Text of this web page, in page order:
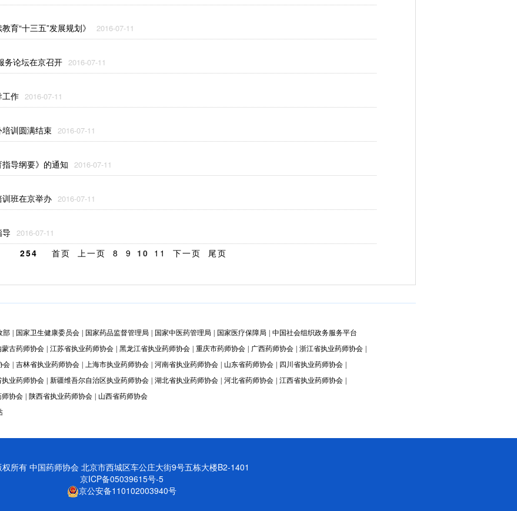
育“十三五”发展规划》 2016-07-11
务论坛在京召开 2016-07-11
工作 2016-07-11
训圆满结束 2016-07-11
导纲要》的通知 2016-07-11
班在京举办 2016-07-11
2016-07-11
254 首页 上一页 8 9 10 11 下一页 尾页
部 国家卫生健康委员会 国家药品监督管理局 国家中医药管理局 国家医疗保障局
中国社会组织政务服务平台
蒙古药师协会 江苏省执业药师协会 黑龙江省执业药师协会 重庆市药师协会 广西药师协会 浙江省执业药师协会
会 吉林省执业药师协会 上海市执业药师协会 河南省执业药师协会 山东省药师协会 四川省执业药师协会
执业药师协会 新疆维吾尔自治区执业药师协会 湖北省执业药师协会 河北省药师协会 江西省执业药师协会
师协会 陕西省执业药师协会
山西省药师协会
权所有 中国药师协会 北京市西城区车公庄大街9号五栋大楼B2-1401
京ICP备05039615号-5
京公安备110102003940号